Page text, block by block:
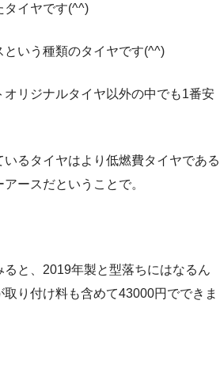
タイヤです(^^)
という種類のタイヤです(^^)
オリジナルタイヤ以外の中でも1番安
るタイヤはより低燃費タイヤである
ースだということで。
ると、2019年製と型落ちにはなるん
り付け料も含めて43000円でできま